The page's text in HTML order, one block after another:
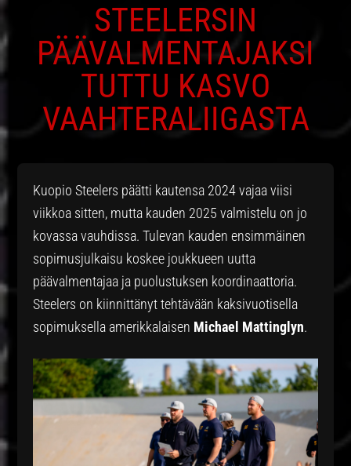
STEELERSIN
PÄÄVALMENTAJAKSI
TUTTU KASVO
VAAHTERALIIGASTA
Kuopio Steelers päätti kautensa 2024 vajaa viisi
viikkoa sitten, mutta kauden 2025 valmistelu on jo
kovassa vauhdissa. Tulevan kauden ensimmäinen
sopimusjulkaisu koskee joukkueen uutta
päävalmentajaa ja puolustuksen koordinaattoria.
Steelers on kiinnittänyt tehtävään kaksivuotisella
sopimuksella amerikkalaisen Michael Mattinglyn.